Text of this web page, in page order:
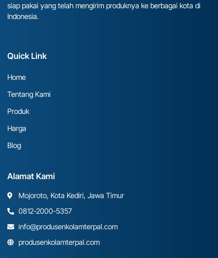
siap pakai yang telah mengirim produknya ke berbagai kota di
Indonesia.
Quick Link
Home
Tentang Kami
Produk
Harga
Blog
Alamat Kami
Mojoroto, Kota Kediri, Jawa Timur
0812-2000-5357
info@produsenkolamterpal.com
produsenkolamterpal.com